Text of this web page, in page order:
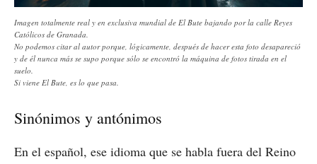
Imagen totalmente real y en exclusiva mundial de El Bute bajando por la calle Reyes
Católicos de Granada.
No podemos citar al autor porque, lógicamente, después de hacer esta foto desapareció
y de él nunca más se supo porque sólo se encontró la máquina de fotos tirada en el
suelo.
Si viene El Bute, es lo que pasa.
Sinónimos y antónimos
En el español, ese idioma que se habla fuera del Reino